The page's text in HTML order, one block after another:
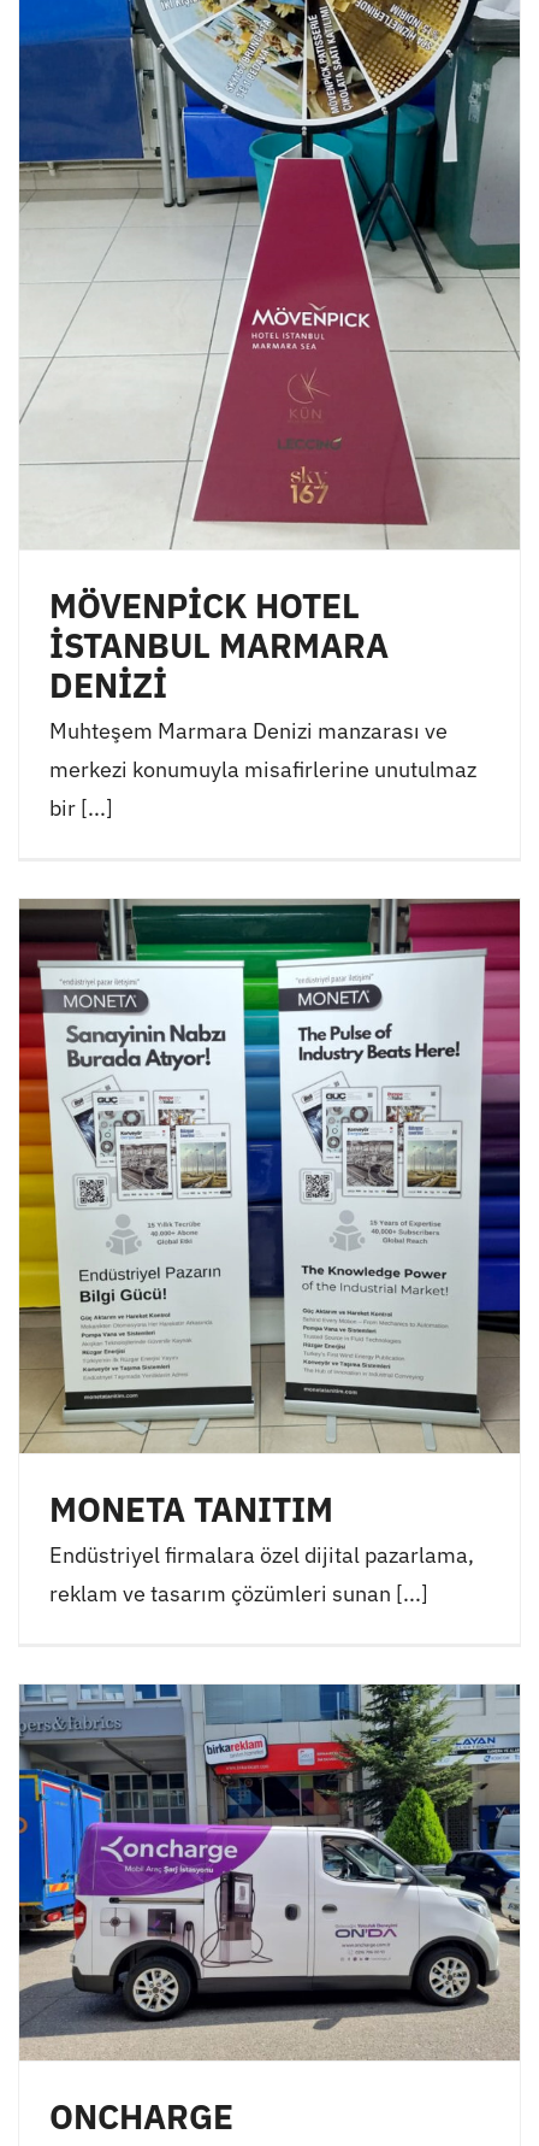
MÖVENPİCK HOTEL
İSTANBUL MARMARA
DENİZİ
Muhteşem Marmara Denizi manzarası ve
merkezi konumuyla misafirlerine unutulmaz
bir [...]
MONETA TANITIM
Endüstriyel firmalara özel dijital pazarlama,
reklam ve tasarım çözümleri sunan [...]
ONCHARGE